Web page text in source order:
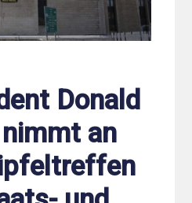
Donald
an